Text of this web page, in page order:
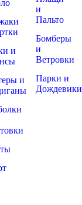
и
и
и
Пальто
Бомберы
и
Ветровки
Парки и
Дождевики